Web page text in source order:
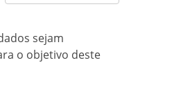
sejam
o objetivo deste